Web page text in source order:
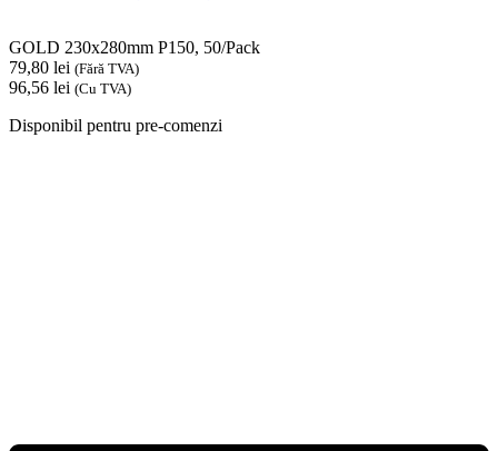
GOLD 230x280mm P150, 50/Pack
79,80 lei (Fără TVA)
96,56 lei (Cu TVA)
Disponibil pentru pre-comenzi